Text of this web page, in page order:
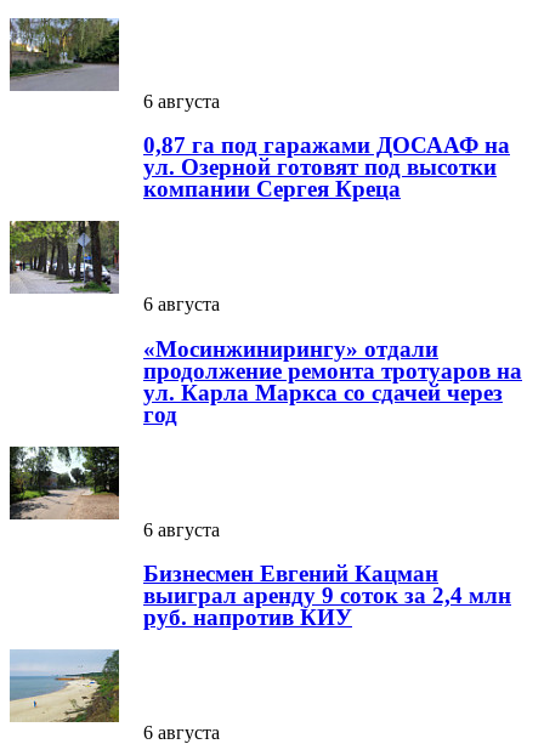
6 августа
0,87 га под гаражами ДОСААФ на
ул. Озерной готовят под высотки
компании Сергея Креца
6 августа
«Мосинжинирингу» отдали
продолжение ремонта тротуаров на
ул. Карла Маркса со сдачей через
год
6 августа
Бизнесмен Евгений Кацман
выиграл аренду 9 соток за 2,4 млн
руб. напротив КИУ
6 августа